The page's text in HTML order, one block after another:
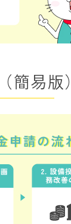
簡易版）